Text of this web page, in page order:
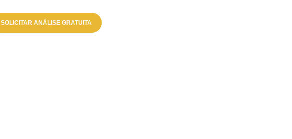
SOLICITAR ANÁLISE GRATUITA